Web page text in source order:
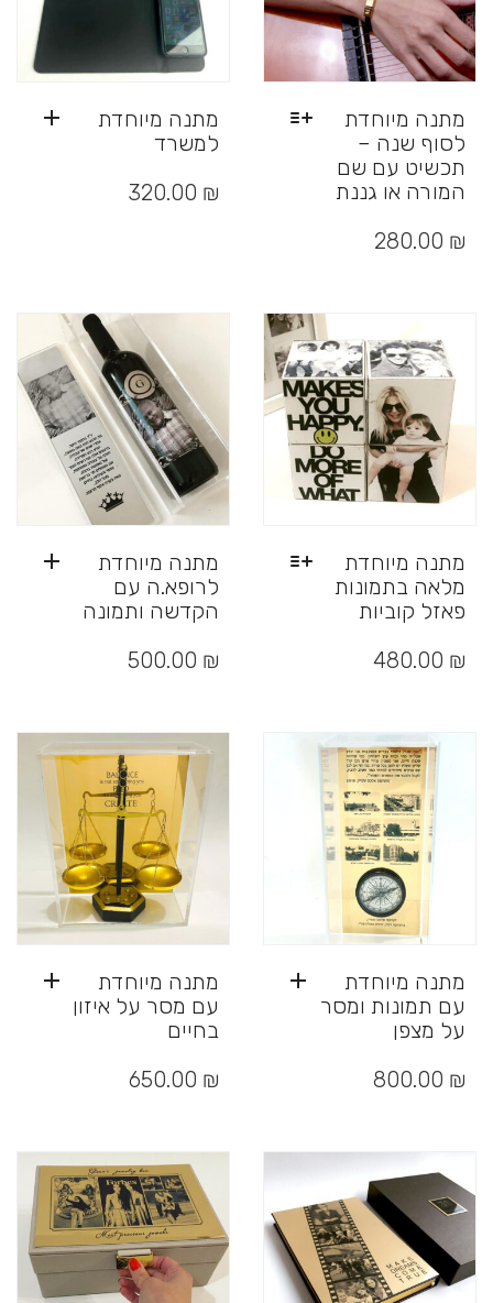
מתנה מיוחדת
למשרד
320.00 ₪
מתנה מיוחדת
לסוף שנה –
תכשיט עם שם
המורה או גננת
זה
לבחור
את
האפשרויות
בעמוד
המוצר
280.00 ₪
מתנה מיוחדת
לרופא.ה עם
הקדשה ותמונה
500.00 ₪
מתנה מיוחדת
מלאה בתמונות
פאזל קוביות
זה
לבחור
האפשרויות
בעמוד
המוצר
480.00 ₪
מתנה מיוחדת
עם מסר על איזון
בחיים
650.00 ₪
מתנה מיוחדת
עם תמונות ומסר
על מצפן
800.00 ₪